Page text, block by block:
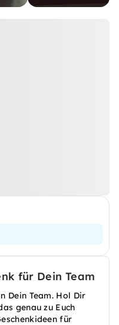
für Dein Team
Dein Team. Hol Dir
genau zu Euch
für